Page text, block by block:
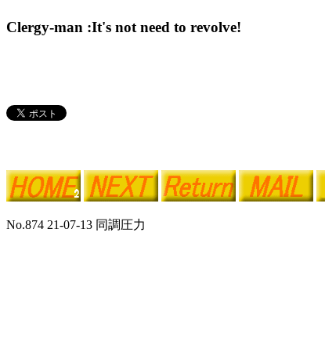
Clergy-man :It's not need to revolve!
No.874 21-07-13 同調圧力